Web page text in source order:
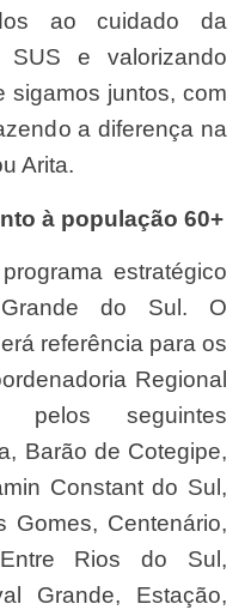
ao cuidado da
SUS e valorizando
sigamos juntos, com
a diferença na
Arita.
à população 60+
do Sul. O
referência para os
Regional
pelos seguintes
Barão de Cotegipe,
Constant do Sul,
Gomes, Centenário,
Entre Rios do Sul,
Grande, Estação,